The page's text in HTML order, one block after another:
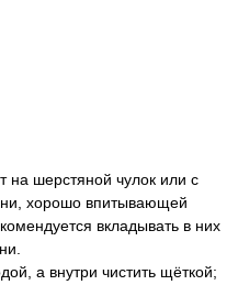
на шерстяной чулок или с
хорошо впитывающей
вкладывать в них
а внутри чистить щёткой;